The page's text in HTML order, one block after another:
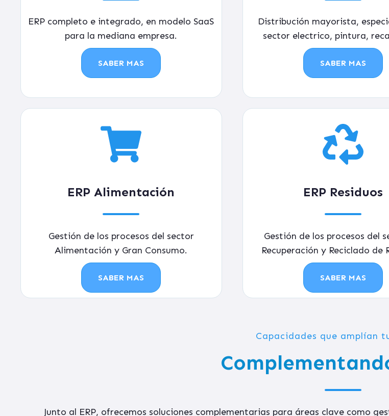
ERP completo e integrado, en modelo SaaS
para la mediana empresa.
SABER MAS
Distribución mayorista,
sector electrico, pintura,
SABER MAS
ERP Alimentación
Gestión de los procesos del sector
Alimentación y Gran Consumo.
SABER MAS
ERP Residuos
Gestión de los procesos del
Recuperación y Reciclado de
SABER MAS
Capacidades que amplían
Junto al ERP, ofrecemos soluciones complementarias para áreas clave como